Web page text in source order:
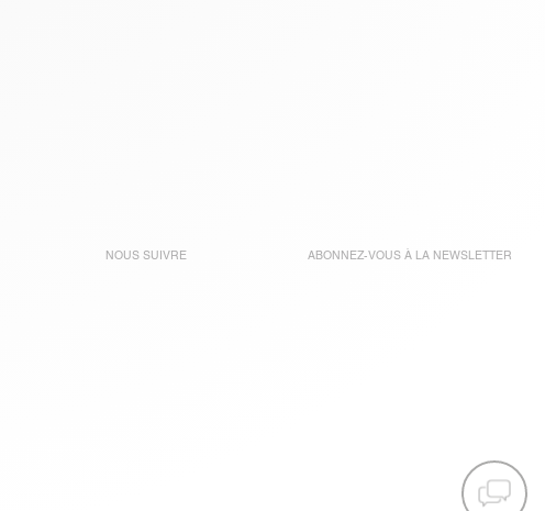
NOUS SUIVRE ABONNEZ-VOUS À LA NEWSLETTER